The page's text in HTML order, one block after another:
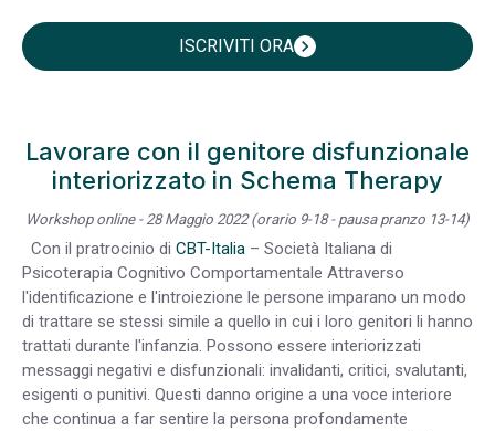
ISCRIVITI ORAchevron_right
Lavorare con il genitore disfunzionale
interiorizzato in Schema Therapy
Workshop online - 28 Maggio 2022 (orario 9-18 - pausa pranzo 13-14)
Con il pratrocinio di CBT-Italia – Società Italiana di
Psicoterapia Cognitivo Comportamentale Attraverso
l'identificazione e l'introiezione le persone imparano un modo
di trattare se stessi simile a quello in cui i loro genitori li hanno
trattati durante l'infanzia. Possono essere interiorizzati
messaggi negativi e disfunzionali: invalidanti, critici, svalutanti,
esigenti o punitivi. Questi danno origine a una voce interiore
che continua a far sentire la persona profondamente